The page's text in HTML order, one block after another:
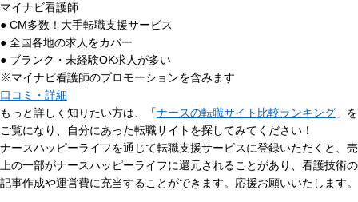
マイナビ看護師
● CM多数！大手転職支援サービス
● 全国各地の求人をカバー
● ブランク・未経験OK求人が多い
※マイナビ看護師のプロモーションを含みます
口コミ・詳細
もっと詳しく知りたい方は、「ナースの転職サイト比較ランキング 」を
ご覧になり、自分にあった転職サイトを探してみてください！
ナースハッピーライフを通じて転職支援サービスに登録いただくと、売
上の一部がナースハッピーライフに還元されることがあり、看護技術の
記事作成や運営費に充当することができます。応援お願いいたします。